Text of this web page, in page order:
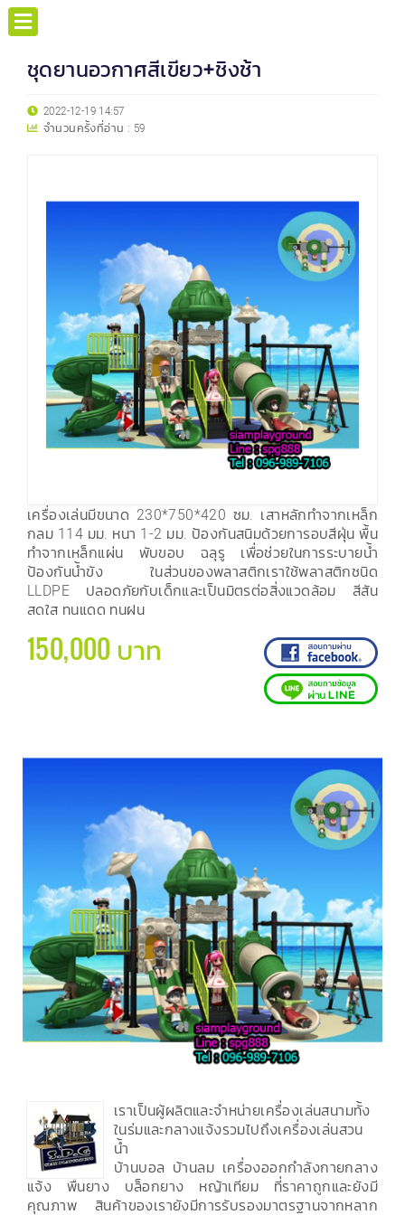
ชุดยานอวกาศสีเขียว+ชิงช้า
2022-12-19 14:57
จำนวนครั้งที่อ่าน : 59
เครื่องเล่นมีขนาด 230*750*420 ซม. เสาหลักทำจากเหล็ก
กลม 114 มม. หนา 1-2 มม. ป้องกันสนิมด้วยการอบสีฝุ่น พื้น
ทำจากเหล็กแผ่น พับขอบ ฉลุรู เพื่อช่วยในการระบายน้ำ
ป้องกันน้ำขัง ในส่วนของพลาสติกเราใช้พลาสติกชนิด
LLDPE ปลอดภัยกับเด็กและเป็นมิตรต่อสิ่งแวดล้อม สีสัน
สดใส ทนแดด ทนฝน
150,000 บาท
เราเป็นผู้ผลิตและจำหน่ายเครื่องเล่นสนามทั้ง
ในร่มและกลางแจ้งรวมไปถึงเครื่องเล่นสวน
น้ำ
บ้านบอล บ้านลม เครื่องออกกำลังกายกลาง
แจ้ง พื้นยาง บล็อกยาง หญ้าเทียม ที่ราคาถูกและยังมี
คุณภาพ สินค้าของเรายังมีการรับรองมาตรฐานจากหลาก